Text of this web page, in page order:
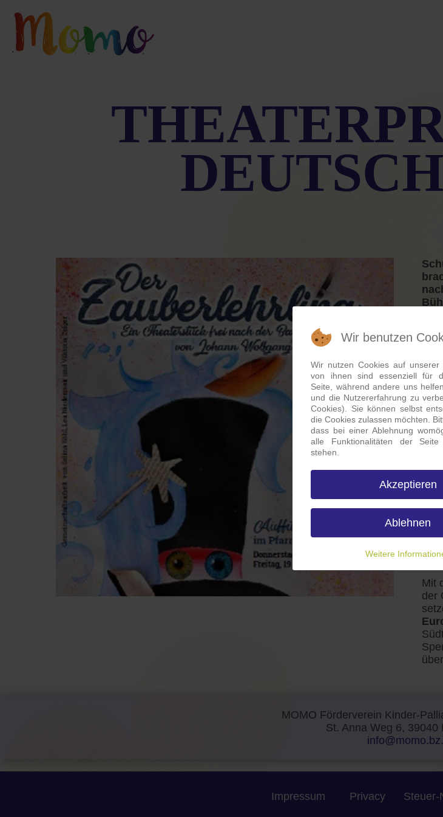
der
in
von
Mit
der
MOMO Förderverein Kinder-
St. Anna Weg 6, 39040
Impressum Privacy Steuer-
Wir benutzen
Wir nutzen Cookies auf unserer
von ihnen sind essenziell für
Seite, während andere uns
und die Nutzererfahrung zu
Cookies). Sie können selbst
die Cookies zulassen möchten.
dass bei einer Ablehnung
alle Funktionalitäten der Seite
stehen.
Akzeptieren
Ablehnen
Weitere